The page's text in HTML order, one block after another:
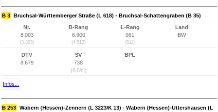
B 3 Bruchsal-Württemberger Straße (L 618) - Bruchsal-Schattengraben (B 35)
Nr.
8.003
(3.303)
B-Rang
6.900
(4.513)
L-Rang
961
(811)
Land
BW
DTV
8.679
SV
738
(8,5%)
BPL
Infos...
B 253 Wabern (Hessen)-Zennern (L 3223/K 13) - Wabern (Hessen)-Uttershausen (L